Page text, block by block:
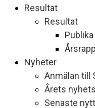
Resultat
Resultat
Nyheter
Anmälan till
Årets
Senaste nytt